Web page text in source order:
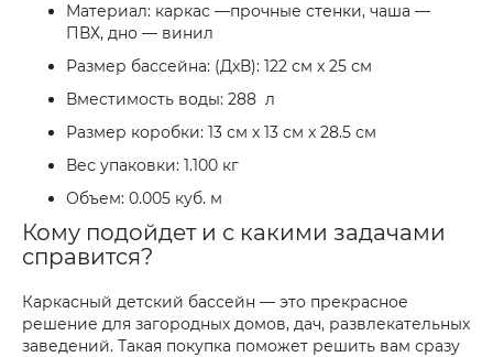
Материал: каркас —прочные стенки, чаша —
ПВХ, дно — винил
Размер бассейна: (ДхВ): 122 см х 25 см
Вместимость воды: 288 л
Размер коробки: 13 см х 13 см х 28.5 см
Вес упаковки: 1.100 кг
Объем: 0.005 куб. м
Кому подойдет и с какими задачами
справится?
Каркасный детский бассейн — это прекрасное
решение для загородных домов, дач, развлекательных
заведений. Такая покупка поможет решить вам сразу